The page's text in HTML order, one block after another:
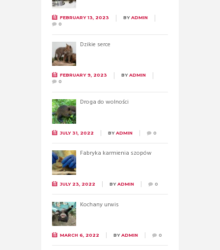
FEBRUARY 13, 2023 BYADMIN
0
Dzikie serce
FEBRUARY 9, 2023 BYADMIN
0
Droga do wolności
JULY 31, 2022 BYADMIN 0
Fabryka karmienia szopów
JULY 23, 2022 BYADMIN 0
Kochany urwis
MARCH 6, 2022 BYADMIN 0